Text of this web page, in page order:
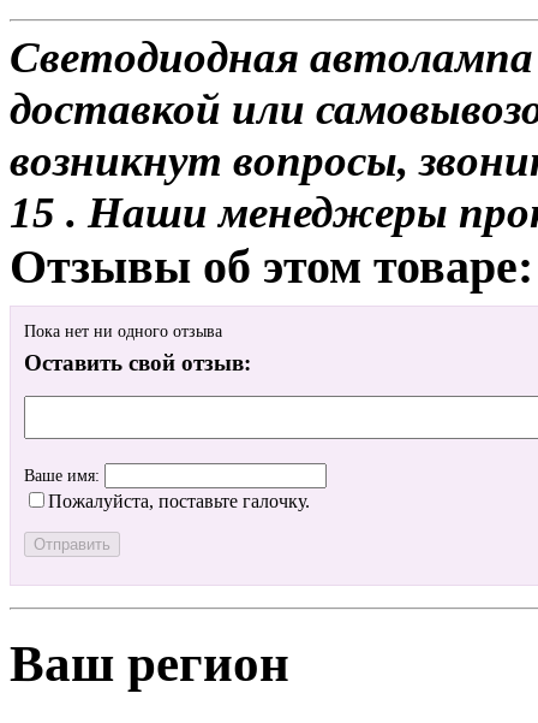
Светодиодная
доставкой или
возникнут вопросы,
15 . Наши менеджеры
Отзывы об этом товаре:
Пока нет ни одного отзыва
Оставить свой отзыв:
Ваше имя:
Пожалуйста, поставьте галочку.
Ваш регион